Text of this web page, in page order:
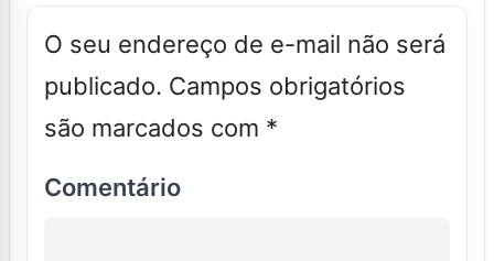
O seu endereço de e-mail não será
publicado. Campos obrigatórios
são marcados com *
Comentário